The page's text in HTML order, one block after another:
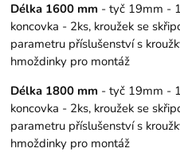
Délka 1600 mm - tyč 19mm -
koncovka - 2ks, kroužek se
parametru příslušenství s
hmoždinky pro montáž
Délka 1800 mm - tyč 19mm -
koncovka - 2ks, kroužek se
parametru příslušenství s
hmoždinky pro montáž